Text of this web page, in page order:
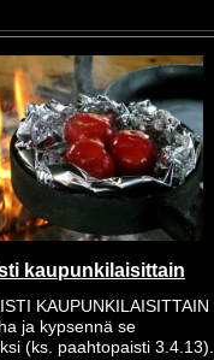
kaupunkilaisittain
KAUPUNKILAISITTAIN
ja kypsennä se
(ks. paahtopaisti 3.4.13).